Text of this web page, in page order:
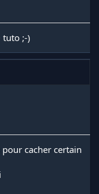
tuto ;-)
cacher certain